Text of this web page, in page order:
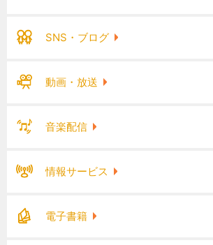
SNS・ブログ
動画・放送
音楽配信
情報サービス
電子書籍